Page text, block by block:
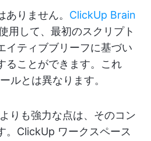
りません。 ClickUp Brain
用して、最初のスクリプト
イティブブリーフに基づい
ることができます。これ
ルとは異なります。
りも強力な点は、そのコン
。ClickUp ワークスペース